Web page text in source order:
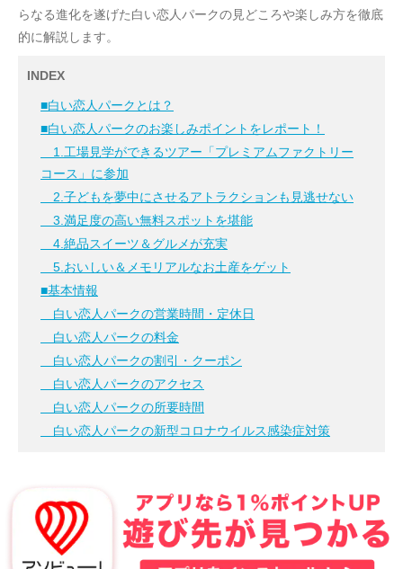
らなる進化を遂げた白い恋人パークの見どころや楽しみ方を徹底
的に解説します。
INDEX
■白い恋人パークとは？
■白い恋人パークのお楽しみポイントをレポート！
1.工場見学ができるツアー「プレミアムファクトリー
コース」に参加
2.子どもを夢中にさせるアトラクションも見逃せない
3.満足度の高い無料スポットを堪能
4.絶品スイーツ＆グルメが充実
5.おいしい＆メモリアルなお土産をゲット
■基本情報
白い恋人パークの営業時間・定休日
白い恋人パークの料金
白い恋人パークの割引・クーポン
白い恋人パークのアクセス
白い恋人パークの所要時間
白い恋人パークの新型コロナウイルス感染症対策